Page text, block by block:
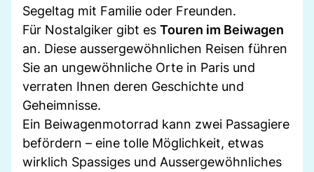
Segeltag mit Familie oder Freunden.
Für Nostalgiker gibt es Touren im Beiwagen
an. Diese aussergewöhnlichen Reisen führen
Sie an ungewöhnliche Orte in Paris und
verraten Ihnen deren Geschichte und
Geheimnisse.
Ein Beiwagenmotorrad kann zwei Passagiere
befördern – eine tolle Möglichkeit, etwas
wirklich Spassiges und Aussergewöhnliches